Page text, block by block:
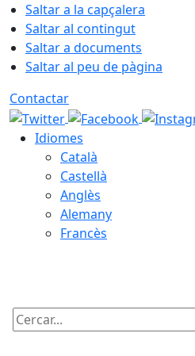
Saltar a la capçalera
Saltar al contingut
Saltar a documents
Saltar al peu de pàgina
Contactar
Idiomes
Català
Castellà
Anglès
Alemany
Francès
Cercar: